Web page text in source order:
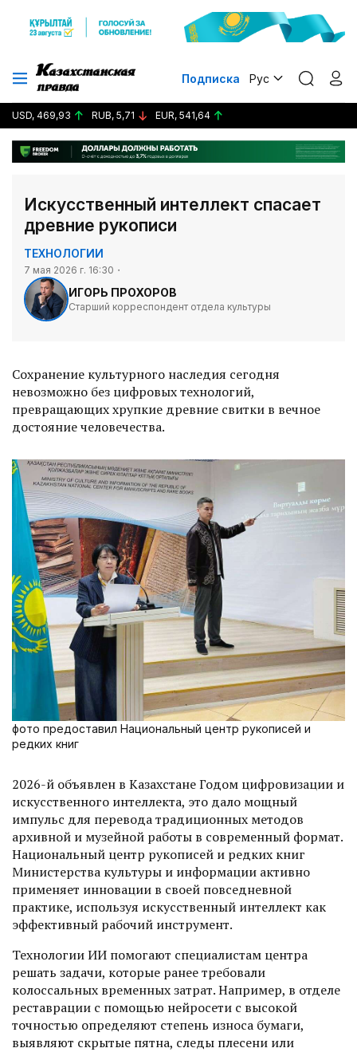
Подписка Рус
USD, 469,93 RUB, 5,71 EUR, 541,64
Искусственный интеллект спасает
древние рукописи
ТЕХНОЛОГИИ
7 мая 2026 г. 16:30
ИГОРЬ ПРОХОРОВ
Старший корреспондент отдела культуры
Сохранение культурного наследия сегодня
невозможно без цифровых технологий,
превращающих хрупкие древние свитки в вечное
достоя­ние человечества.
фото предоставил Национальный центр рукописей и
редких книг
2026-й объявлен в Казахстане Годом цифровизации и
искусственного интеллекта, это дало мощный
импульс для перевода традиционных методов
архив­ной и музейной работы в современный формат.
Национальный центр рукописей и редких книг
Министерства культуры и информации активно
применяет инновации в своей повседневной
практике, используя искусственный интеллект как
эффективный рабочий инструмент.
Технологии ИИ помогают специалистам центра
решать задачи, которые ранее требовали
колоссальных временных затрат. Например, в отделе
реставрации с помощью нейросети с высокой
точностью определяют степень износа бумаги,
выявляют скрытые пятна, следы плесени или